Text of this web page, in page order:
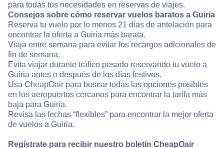
para todas tus necesidades en reservas de viajes.
Consejos sobre cómo reservar vuelos baratos a Guiria
Reserva tu vuelo por lo menos 21 días de antelación para
encontrar la oferta a Guiria más barata.
Viaja entre semana para evitar los recargos adicionales de
fin de semana.
Evita viajar durante tráfico pesado reservando tu vuelo a
Guiria antes o después de los días festivos.
Usa CheapOair para buscar todas las opciones posibles
en los aeropuertos cercanos para encontrar la tarifa más
baja para Guiria.
Revisa las fechas “flexibles” para encontrar la mejor oferta
de vuelos a Guiria.
Regístrate para recibir nuestro boletín CheapOair